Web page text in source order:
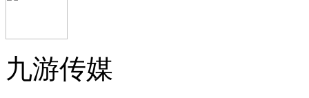
九游传媒